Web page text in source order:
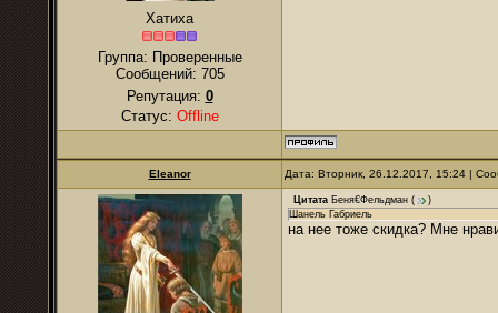
Хатиха
Группа: Проверенные
Сообщений: 705
Репутация: 0
Статус: Offline
Eleanor Дата: Вторник, 26.12.2017, 15:24 |
Цитата Беня€Фельдман (
)
Шанель Габриель
на нее тоже скидка? Мне